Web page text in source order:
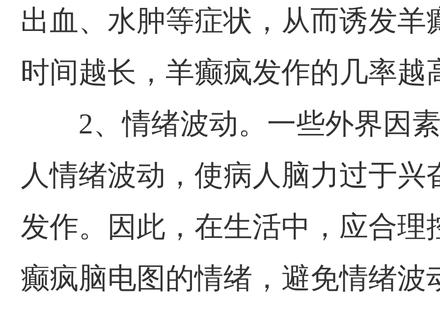
出血、水肿等症状，从而诱发羊
时间越长，羊癫疯发作的几率越
2、情绪波动。一些外界因
人情绪波动，使病人脑力过于兴
发作。因此，在生活中，应合理
癫疯脑电图的情绪，避免情绪波